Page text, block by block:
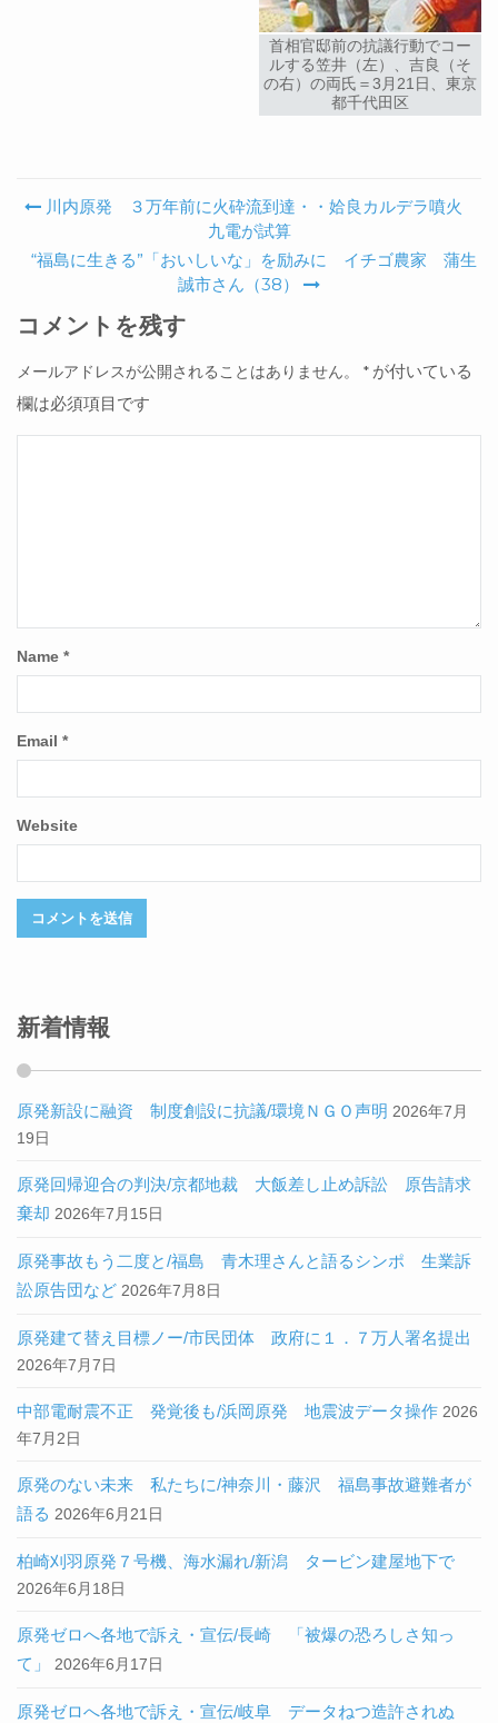
首相官邸前の抗議行動でコー
ルする笠井（左）、吉良（そ
の右）の両氏＝3月21日、東京
都千代田区
Post navigation
川内原発 ３万年前に火砕流到達・・姶良カルデラ噴火
九電が試算
“福島に生きる”「おいしいな」を励みに イチゴ農家 蒲生
誠市さん（38）
コメントを残す
メールアドレスが公開されることはありません。 * が付いている
欄は必須項目です
Name *
Email *
Website
新着情報
原発新設に融資 制度創設に抗議/環境ＮＧＯ声明 2026年7月
19日
原発回帰迎合の判決/京都地裁 大飯差し止め訴訟 原告請求
棄却 2026年7月15日
原発事故もう二度と/福島 青木理さんと語るシンポ 生業訴
訟原告団など 2026年7月8日
原発建て替え目標ノー/市民団体 政府に１．７万人署名提出
2026年7月7日
中部電耐震不正 発覚後も/浜岡原発 地震波データ操作 2026
年7月2日
原発のない未来 私たちに/神奈川・藤沢 福島事故避難者が
語る 2026年6月21日
柏崎刈羽原発７号機、海水漏れ/新潟 タービン建屋地下で
2026年6月18日
原発ゼロへ各地で訴え・宣伝/長崎 「被爆の恐ろしさ知っ
て」
2026年6月17日
原発ゼロへ各地で訴え・宣伝/岐阜 データねつ造許されぬ